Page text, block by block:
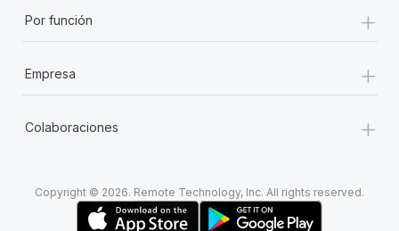
Por función +
Empresa +
Colaboraciones +
Copyright © 2026. Remote Technology, Inc. All rights reserved.